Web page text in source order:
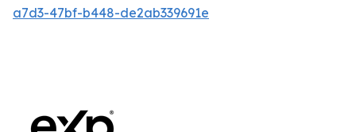
a7d3-47bf-b448-de2ab339691e